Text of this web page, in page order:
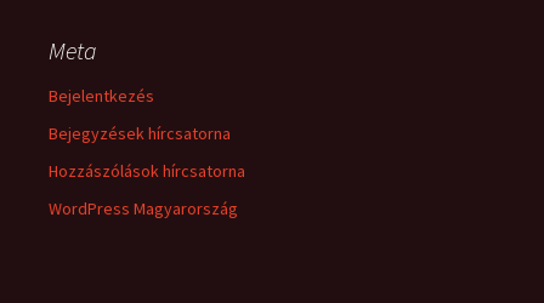
Meta
Bejelentkezés
Bejegyzések hírcsatorna
Hozzászólások hírcsatorna
WordPress Magyarország